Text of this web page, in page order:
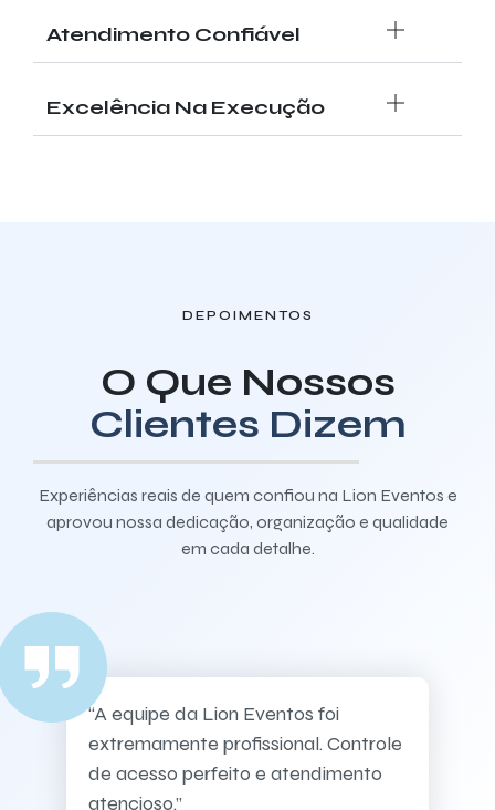
Atendimento Confiável
Excelência Na Execução
DEPOIMENTOS
O Que Nossos
Clientes Dizem
Experiências reais de quem confiou na Lion Eventos e
aprovou nossa dedicação, organização e qualidade
em cada detalhe.
“A equipe da Lion Eventos foi
extremamente profissional. Controle
de acesso perfeito e atendimento
atencioso.”